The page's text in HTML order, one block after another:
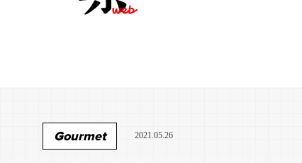
Gourmet 2021.05.26